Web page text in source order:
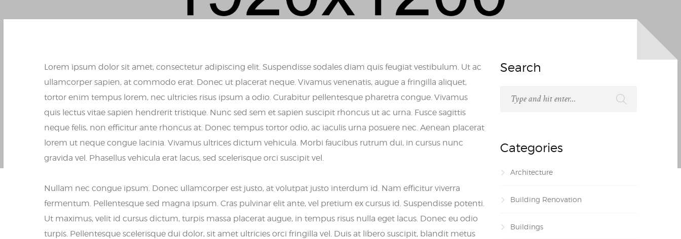
Lorem ipsum dolor sit amet, consectetur adipiscing elit. Suspendisse sodales diam quis feugiat vestibulum. Ut ac
ullamcorper sapien, at commodo erat. Donec ut placerat neque. Vivamus venenatis, augue a fringilla aliquet,
tortor enim tempus lorem, nec ultricies risus ipsum a odio. Curabitur pellentesque pharetra congue. Vivamus
quis lectus vitae sapien hendrerit tristique. Nunc sed sem et sapien suscipit rhoncus ut ac urna. Fusce sagittis
neque felis, non efficitur ante rhoncus at. Donec tempus tortor odio, ac iaculis urna posuere nec. Aenean placerat
lorem ut neque congue lacinia. Vivamus ultrices dictum vehicula. Morbi faucibus rutrum dui, in cursus nunc
gravida vel. Phasellus vehicula erat lacus, sed scelerisque orci suscipit vel.
Nullam nec congue ipsum. Donec ullamcorper est justo, at volutpat justo interdum id. Nam efficitur viverra
fermentum. Pellentesque sed magna ipsum. Cras pulvinar elit ante, vel pretium ex cursus id. Suspendisse potenti.
Ut maximus, velit id cursus dictum, turpis massa placerat augue, in tempus risus nulla eget lacus. Donec eu odio
turpis. Pellentesque scelerisque dui dolor, sit amet ultricies orci fringilla vel. Duis at libero suscipit, blandit metus
Search
Categories
Architecture
Building Renovation
Buildings